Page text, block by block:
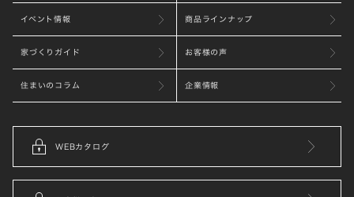
イベント情報 商品ラインナップ
家づくりガイド お客様の声
住まいのコラム 企業情報
WEBカタログ